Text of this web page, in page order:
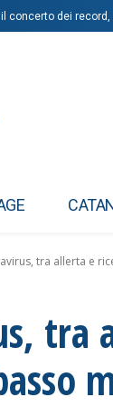
concerto dei record,
tra allerta e
tra